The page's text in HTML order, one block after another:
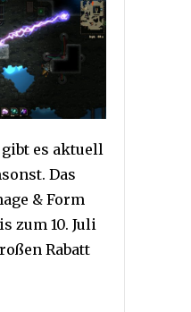
gibt es aktuell
Das
& Form
zum 10. Juli
Rabatt